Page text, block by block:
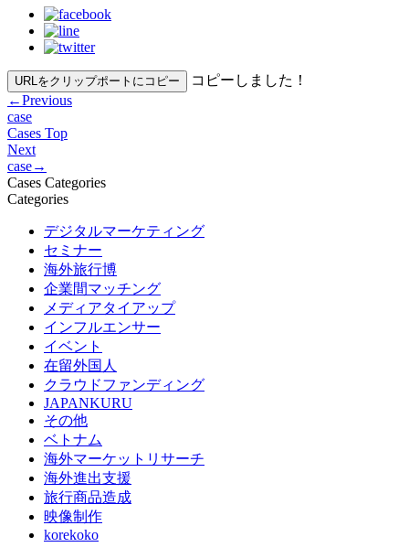
URLをクリップポートにコピー
コピーしました！
←Previous
case
Cases Top
Next
case→
Cases Categories
Categories
デジタルマーケティング
セミナー
海外旅行博
企業間マッチング
メディアタイアップ
インフルエンサー
イベント
在留外国人
クラウドファンディング
JAPANKURU
その他
ベトナム
海外マーケットリサーチ
海外進出支援
旅行商品造成
映像制作
korekoko